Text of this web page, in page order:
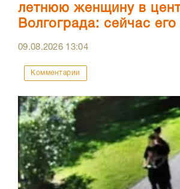
летнюю женщину в
Волгограда: сейчас
09.08.2026 13:04
Комментарии